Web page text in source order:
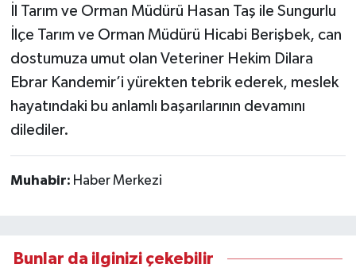
İl Tarım ve Orman Müdürü Hasan Taş ile Sungurlu
İlçe Tarım ve Orman Müdürü Hicabi Berişbek, can
dostumuza umut olan Veteriner Hekim Dilara
Ebrar Kandemir’i yürekten tebrik ederek, meslek
hayatındaki bu anlamlı başarılarının devamını
dilediler.
Muhabir: Haber Merkezi
Bunlar da ilginizi çekebilir